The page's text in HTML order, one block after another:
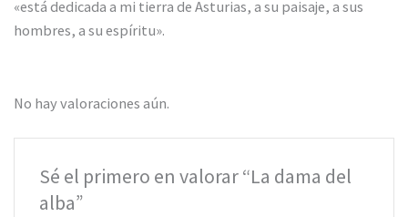
«está dedicada a mi tierra de Asturias, a su paisaje, a sus
hombres, a su espíritu».
No hay valoraciones aún.
Sé el primero en valorar “La dama del
alba”